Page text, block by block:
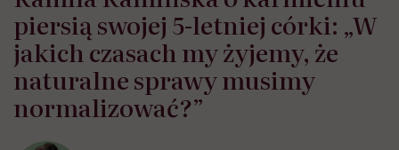
piersią swojej 5-letniej córki: „W
jakich czasach my żyjemy, że
naturalne sprawy musimy
normalizować?”